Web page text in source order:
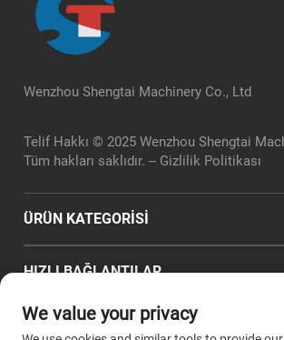
Wenzhou Shengtai Machinery Co., Ltd
Telif Hakkı © 2025 Wenzhou Shengtai
Tüm hakları saklıdır. -- Gizlilik Politikası
ÜRÜN KATEGORİSİ
HIZLI BAĞLANTILAR
İLETIŞIM BILGILERI
We value your privacy